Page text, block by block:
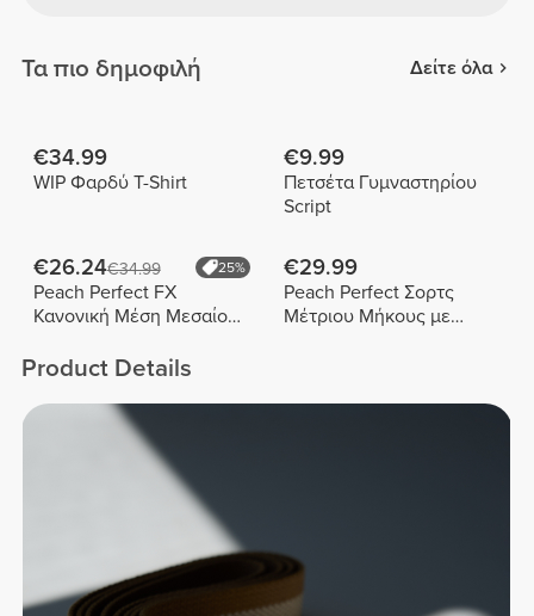
Τα πιο δημοφιλή Δείτε όλα
€34.99
WIP Φαρδύ T-Shirt
€9.99
Πετσέτα Γυμναστηρίου
Script
€26.24€34.99 25%
Peach Perfect FX
Κανονική Μέση Μεσαίου
€29.99
Peach Perfect Σορτς
Μέτριου Μήκους με
Product Details